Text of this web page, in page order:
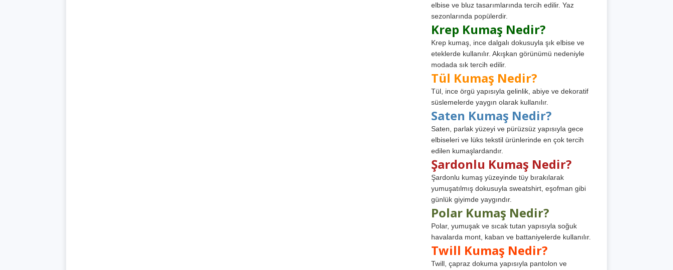
elbise ve bluz tasarımlarında tercih edilir. Yaz
sezonlarında popülerdir.
Krep Kumaş Nedir?
Krep kumaş, ince dalgalı dokusuyla şık elbise ve
eteklerde kullanılır. Akışkan görünümü nedeniyle
modada sık tercih edilir.
Tül Kumaş Nedir?
Tül, ince örgü yapısıyla gelinlik, abiye ve dekoratif
süslemelerde yaygın olarak kullanılır.
Saten Kumaş Nedir?
Saten, parlak yüzeyi ve pürüzsüz yapısıyla gece
elbiseleri ve lüks tekstil ürünlerinde en çok tercih
edilen kumaşlardandır.
Şardonlu Kumaş Nedir?
Şardonlu kumaş yüzeyinde tüy bırakılarak
yumuşatılmış dokusuyla sweatshirt, eşofman gibi
günlük giyimde yaygındır.
Polar Kumaş Nedir?
Polar, yumuşak ve sıcak tutan yapısıyla soğuk
havalarda mont, kaban ve battaniyelerde kullanılır.
Twill Kumaş Nedir?
Twill, çapraz dokuma yapısıyla pantolon ve